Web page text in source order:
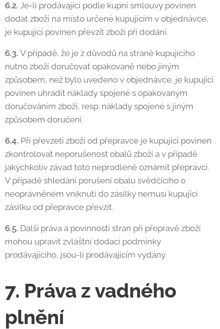
6.2. Je-li prodávající podle kupní smlouvy povinen
dodat zboží na místo určené kupujícím v objednávce,
je kupující povinen převzít zboží při dodání.
6.3. V případě, že je z důvodů na straně kupujícího
nutno zboží doručovat opakovaně nebo jiným
způsobem, než bylo uvedeno v objednávce, je kupující
povinen uhradit náklady spojené s opakovaným
doručováním zboží, resp. náklady spojené s jiným
způsobem doručení.
6.4. Při převzetí zboží od přepravce je kupující povinen
zkontrolovat neporušenost obalů zboží a v případě
jakýchkoliv závad toto neprodleně oznámit přepravci.
V případě shledání porušení obalu svědčícího o
neoprávněném vniknutí do zásilky nemusí kupující
zásilku od přepravce převzít.
6.5. Další práva a povinnosti stran při přepravě zboží
mohou upravit zvláštní dodací podmínky
prodávajícího, jsou-li prodávajícím vydány.
7. Práva z vadného
plnění